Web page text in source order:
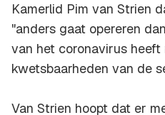
Kamerlid Pim van Strien
"anders gaat opereren
van het coronavirus heeft
kwetsbaarheden van de
Van Strien hoopt dat er